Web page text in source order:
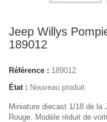
Jeep Willys
189012
Référence : 189012
État : Nouveau produit
Miniature diecast 1/18 de la
Rouge. Modèle réduit de